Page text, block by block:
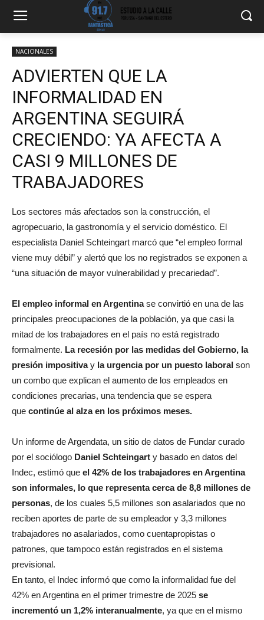
NACIONALES
ADVIERTEN QUE LA
INFORMALIDAD EN
ARGENTINA SEGUIRÁ
CRECIENDO: YA AFECTA A
CASI 9 MILLONES DE
TRABAJADORES
Los sectores más afectados son la construcción, el
agropecuario, la gastronomía y el servicio doméstico. El
especialista Daniel Schteingart marcó que “el empleo formal
viene muy débil” y alertó que los no registrados se exponen a
“una situación de mayor vulnerabilidad y precariedad”.
El empleo informal en Argentinase convirtió en una de las
principales preocupaciones de la población, ya que casi la
mitad de los trabajadores en el país no está registrado
formalmente. La recesión por las medidas del Gobierno, la
presión impositivay la urgencia por un puesto laboral son
un combo que explican el aumento de los empleados en
condiciones precarias, una tendencia que se espera
que continúe al alza en los próximos meses.
Un informe de Argendata, un sitio de datos de Fundar curado
por el sociólogo Daniel Schteingart y basado en datos del
Indec, estimó que el 42% de los trabajadores en Argentina
son informales, lo que representa cerca de 8,8 millones de
personas, de los cuales 5,5 millones son asalariados que no
reciben aportes de parte de su empleador y 3,3 millones
trabajadores no asalariados, como cuentapropistas o
patrones, que tampoco están registrados en el sistema
previsional.
En tanto, el Indec informó que como la informalidad fue del
42% en Argentina en el primer trimestre de 2025 se
incrementó un 1,2% interanualmente, ya que en el mismo